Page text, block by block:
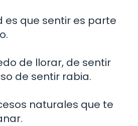
es que sentir es parte
de llorar, de sentir
de sentir rabia.
naturales que te